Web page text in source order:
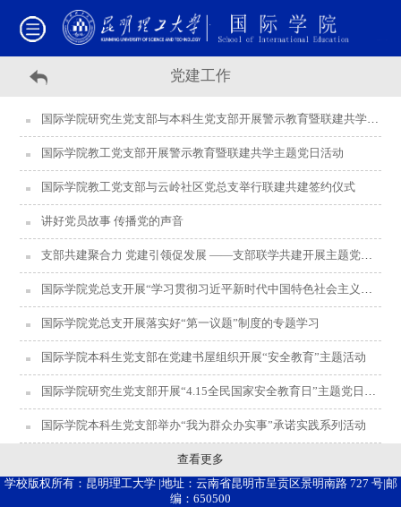
党建工作
国际学院研究生党支部与本科生党支部开展警示教育暨联建共学主题党日活动
国际学院教工党支部开展警示教育暨联建共学主题党日活动
国际学院教工党支部与云岭社区党总支举行联建共建签约仪式
讲好党员故事 传播党的声音
支部共建聚合力 党建引领促发展 ——支部联学共建开展主题党课活动
国际学院党总支开展“学习贯彻习近平新时代中国特色社会主义思想”主题教育动员大会
国际学院党总支开展落实好“第一议题”制度的专题学习
国际学院本科生党支部在党建书屋组织开展“安全教育”主题活动
国际学院研究生党支部开展“4.15全民国家安全教育日”主题党日活动
国际学院本科生党支部举办“我为群众办实事”承诺实践系列活动
查看更多
学校版权所有：昆明理工大学 |地址：云南省昆明市呈贡区景明南路 727 号|邮
编：650500